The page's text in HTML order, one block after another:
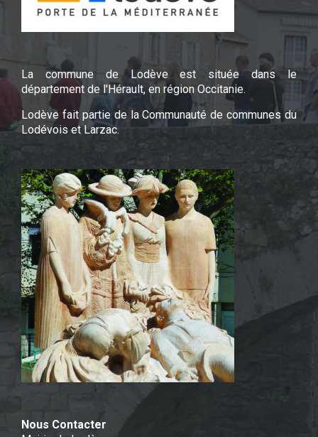
La commune de Lodève est située dans le
département de l'Hérault, en région Occitanie.
Lodève fait partie de la Communauté de communes du
Lodévois et Larzac.
Nous Contacter